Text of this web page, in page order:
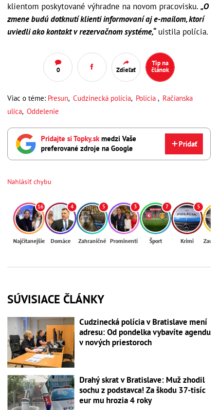
klientom poskytované výhradne na novom pracovisku. „O
zmene budú dotknutí klienti informovaní aj e-mailom, ktorí
uviedli ako kontakt v rezervačnom systéme,“uistila polícia.
0 Zdieľať
Tip na
článok
Viac o téme: Presun, Cudzinecká polícia, Polícia , Račianska
ulica, Oddelenie
Pridajte si Topky.skmedzi Vaše
preferované zdroje na Google
Pridať
Nahlásiť chybu
16
Najčítanejšie
4
Domáce
5
Zahraničné
3
Prominenti
7
Šport
5
Krimi
SÚVISIACE ČLÁNKY
Cudzinecká polícia v Bratislave mení
adresu: Od pondelka vybavíte agendu
v nových priestoroch
Drahý skrat v Bratislave: Muž zhodil
sochu z podstavca! Za škodu 37-tisíc
eur mu hrozia 4 roky